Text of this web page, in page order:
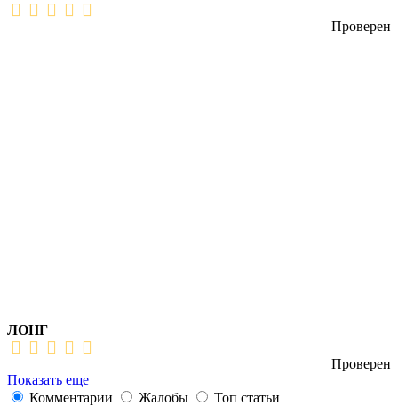
Проверен
ЛОНГ
Проверен
Показать еще
Комментарии
Жалобы Топ статьи